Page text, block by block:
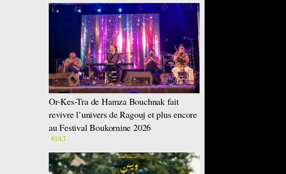
Or-Kes-Tra de Hamza Bouchnak fait
revivre l’univers de Ragouj et plus encore
au Festival Boukornine 2026
KULT